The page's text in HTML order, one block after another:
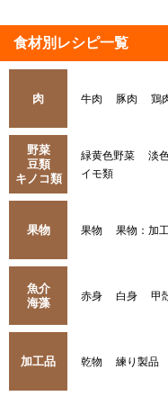
食材別レシピ一覧
肉 牛肉 豚肉 鶏
野菜
豆類
キノコ類
緑黄色野菜 淡
イモ類
果物 果物 果物：加
魚介
海藻
赤身 白身 甲
加工品 乾物 練り製品